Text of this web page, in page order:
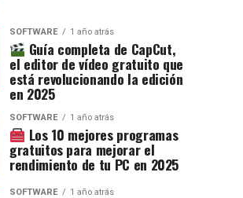
SOFTWARE 1 año atrás
Guía completa de CapCut,
el editor de vídeo gratuito que
está revolucionando la edición
en 2025
SOFTWARE 1 año atrás
Los 10 mejores programas
gratuitos para mejorar el
rendimiento de tu PC en 2025
SOFTWARE 1 año atrás